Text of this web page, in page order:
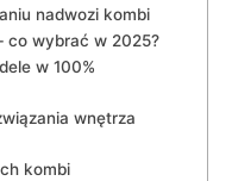
nadwozi kombi
co wybrać‌ w 2025?
w⁢ 100%​
wnętrza⁢
kombi